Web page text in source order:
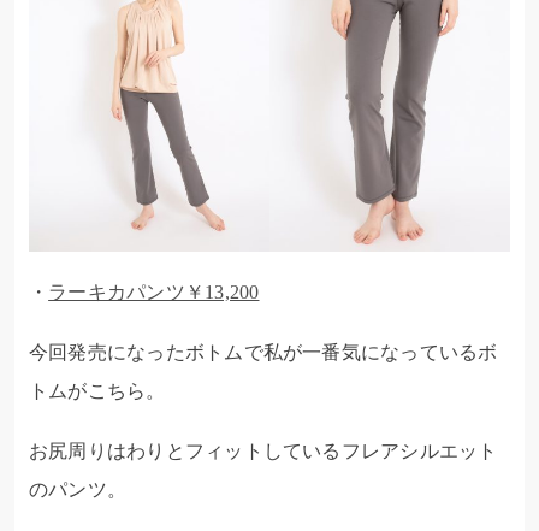
・ ラーキカパンツ￥13,200
今回発売になったボトムで私が一番気になっているボ
トムがこちら。
お尻周りはわりとフィットしているフレアシルエット
のパンツ。